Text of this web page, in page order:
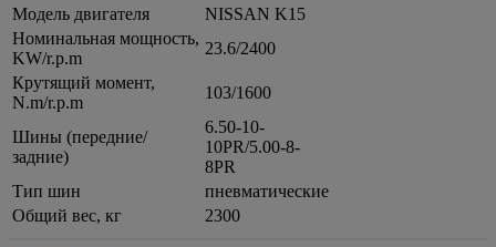
Модель двигателя
NISSAN K15
Номинальная мощность,
KW/r.p.m
23.6/2400
Крутящий момент,
N.m/r.p.m
103/1600
Шины (передние/
задние)
6.50-10-
10PR/5.00-8-
8PR
Тип шин
пневматические
Общий вес, кг
2300